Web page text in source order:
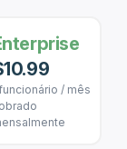
/ mês